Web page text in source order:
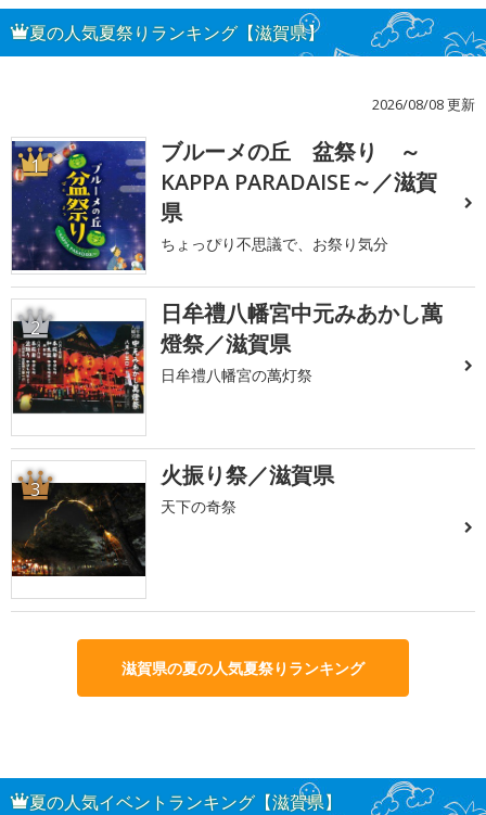
夏の人気夏祭りランキング【滋賀県】
2026/08/08 更新
1
ブルーメの丘 盆祭り ～
KAPPA PARADAISE～／滋賀
県
ちょっぴり不思議で、お祭り気分
2
日牟禮八幡宮中元みあかし萬
燈祭／滋賀県
日牟禮八幡宮の萬灯祭
3 火振り祭／滋賀県
天下の奇祭
滋賀県の夏の人気夏祭りランキング
夏の人気イベントランキング【滋賀県】